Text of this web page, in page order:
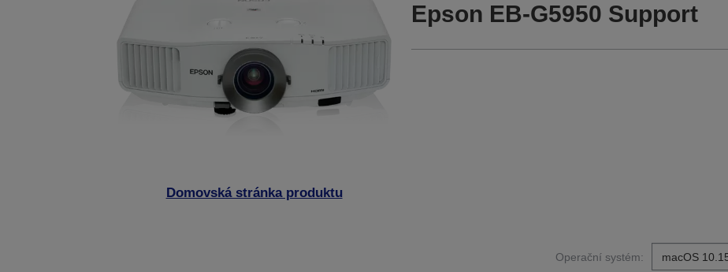
Domovská stránka produktu
Epson EB-G5950 Support
Operační systém: